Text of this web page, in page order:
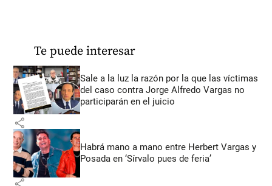
Te puede interesar
Sale a la luz la razón por la que las víctimas
del caso contra Jorge Alfredo Vargas no
participarán en el juicio
share
Habrá mano a mano entre Herbert Vargas y
Posada en ‘Sírvalo pues de feria’